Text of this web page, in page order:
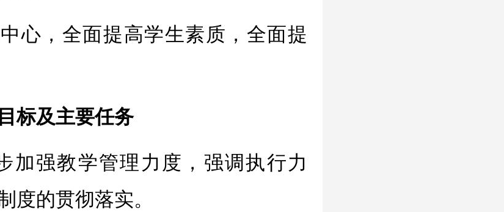
心，全面提高学生素质，全面提
标及主要任务
加强教学管理力度，强调执行力
度的贯彻落实。